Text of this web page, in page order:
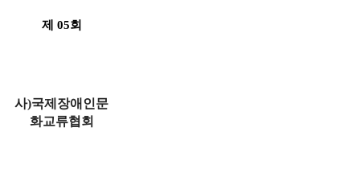
제 05회
사)국제장애인문
화교류협회